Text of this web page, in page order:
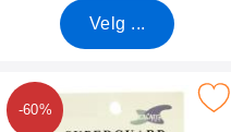
Velg ...
-60%
Merk 6-pakning